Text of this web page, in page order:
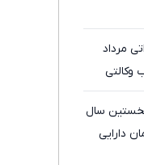
مرداد
سال
تومان دارایی